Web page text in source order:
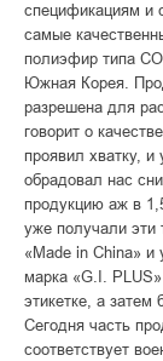
спецификациям и
самые
полиэфир типа
Южная Корея.
разрешена для
говорит о
проявил хватку, и
обрадовал нас
продукцию аж в
уже получали эти
«Made in China» и
марка «G.I.
этикетке, а затем
Сегодня часть
соответствует